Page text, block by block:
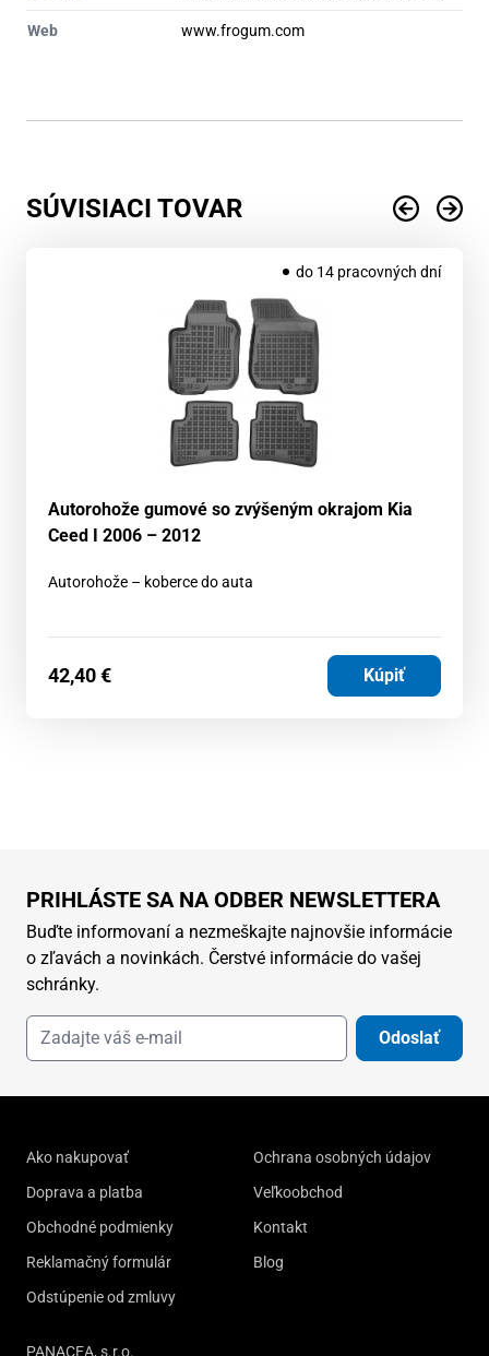
Web www.frogum.com
SÚVISIACI TOVAR
do 14 pracovných dní
Autorohože gumové so zvýšeným okrajom Kia
Ceed I 2006 – 2012
Autorohože – koberce do auta
42,40€ Kúpiť
PRIHLÁSTE SA NA ODBER NEWSLETTERA
Buďte informovaní a nezmeškajte najnovšie informácie
o zľavách a novinkách. Čerstvé informácie do vašej
schránky.
Odoslať
Ako nakupovať
Doprava a platba
Obchodné podmienky
Reklamačný formulár
Odstúpenie od zmluvy
Ochrana osobných údajov
Veľkoobchod
Kontakt
Blog
PANACEA, s.r.o.